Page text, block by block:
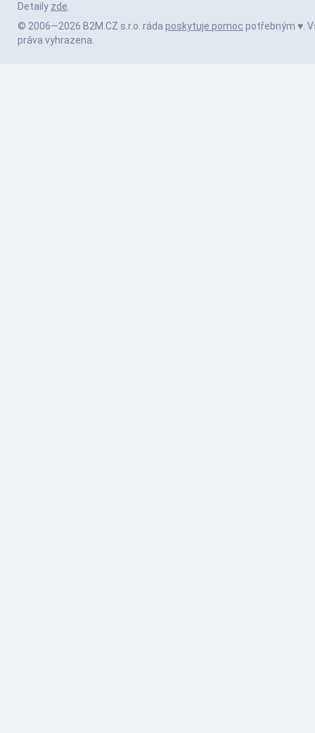
Detaily zde.
© 2006—2026 B2M.CZ s.r.o. ráda poskytuje pomoc potřebným ♥️.
práva vyhrazena.